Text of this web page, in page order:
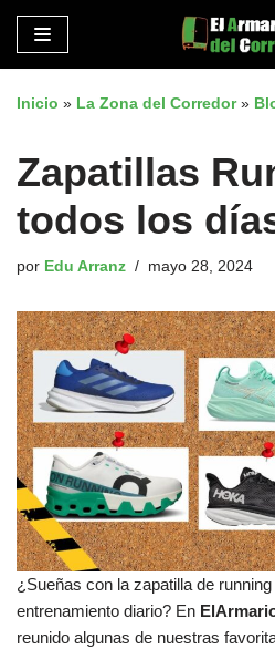
Saltar
contenido
Inicio » La Zona del Corredor»
Zapatillas
todos los
por Edu Arranz mayo 28, 2024
¿Sueñas con la zapatilla de
entrenamiento diario? En
reunido algunas de nuestras